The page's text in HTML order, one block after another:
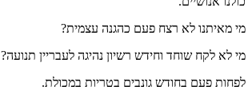
מי מאיתנו לא רצח פעם כהגנה עצמית?
מי לא לקח שוחד וחידש רשיון נהיגה לעבריין תנועה?
לפחות פעם בחודש גונבים בטריות במכולת.